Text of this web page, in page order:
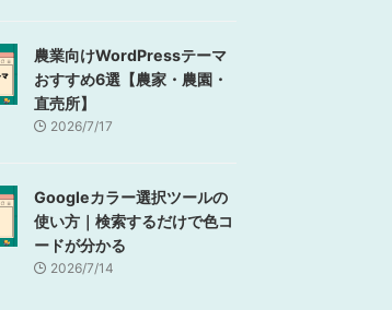
農業向けWordPressテーマ
おすすめ6選【農家・農園・
直売所】
2026/7/17
Googleカラー選択ツールの
使い方｜検索するだけで色コ
ードが分かる
2026/7/14